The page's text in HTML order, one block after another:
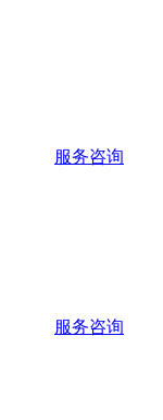
服务咨询
服务咨询